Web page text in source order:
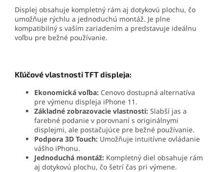
Displej obsahuje kompletný rám aj dotykovú plochu, čo
umožňuje rýchlu a jednoduchú montáž. Je plne
kompatibilný s vaším zariadením a predstavuje ideálnu
voľbu pre bežné používanie.
Kľúčové vlastnosti TFT displeja:
Ekonomická voľba: Cenovo dostupná alternatíva
pre výmenu displeja iPhone 11.
Základné zobrazovacie vlastnosti: Slabší jas a
farebné podanie v porovnaní s originálnymi
displejmi, ale postačujúce pre bežné používanie.
Podpora 3D Touch: Umožňuje intuitívne ovládanie
vášho iPhonu.
Jednoduchá montáž: Kompletný diel obsahuje rám
aj dotykovú plochu, čo šetrí čas pri výmene.